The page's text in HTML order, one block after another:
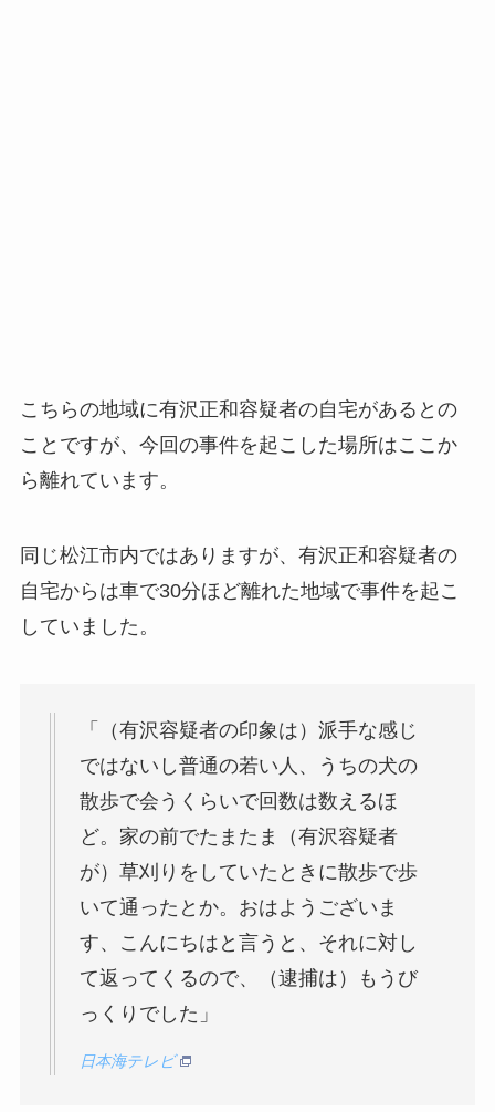
こちらの地域に有沢正和容疑者の自宅があるとの
ことですが、今回の事件を起こした場所はここか
ら離れています。
同じ松江市内ではありますが、有沢正和容疑者の
自宅からは車で30分ほど離れた地域で事件を起こ
していました。
「（有沢容疑者の印象は）派手な感じ
ではないし普通の若い人、うちの犬の
散歩で会うくらいで回数は数えるほ
ど。家の前でたまたま（有沢容疑者
が）草刈りをしていたときに散歩で歩
いて通ったとか。おはようございま
す、こんにちはと言うと、それに対し
て返ってくるので、（逮捕は）もうび
っくりでした」
日本海テレビ